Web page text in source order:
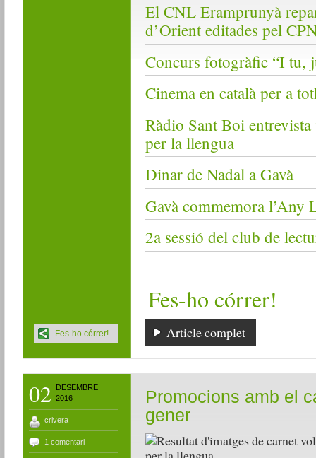
El CNL Eramprunyà
d’Orient editades pel
Concurs fotogràfic “I tu,
Cinema en català per a
Ràdio Sant Boi
per la llengua
Dinar de Nadal a Gavà
Gavà commemora l’Any
2a sessió del club de
Fes-ho córrer!
Article complet
Fes-ho córrer!
02
DESEMBRE
2016
crivera
1 comentari
Promocions amb el
gener